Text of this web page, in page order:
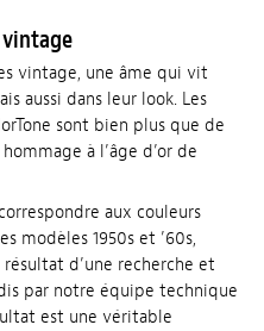
vintage, une âme qui vit
aussi dans leur look. Les
sont bien plus que de
à l’âge d’or de
aux couleurs
modèles 1950s et ’60s,
d’une recherche et
par notre équipe technique
est une véritable